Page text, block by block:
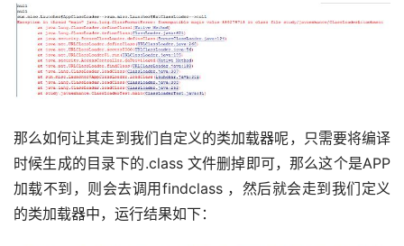
那么如何让其走到我们自定义的类加载器呢，只需要将编译
时候生成的目录下的.class 文件删掉即可，那么这个是APP
加载不到，则会去调用findclass ，然后就会走到我们定义
的类加载器中，运行结果如下：